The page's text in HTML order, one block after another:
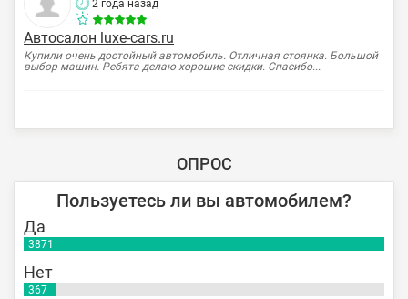
2 года назад
Автосалон luxe-cars.ru
Купили очень достойный автомобиль. Отличная стоянка. Большой
выбор машин. Ребята делаю хорошие скидки. Спасибо...
ОПРОС
Пользуетесь ли вы автомобилем?
Да
3871
Нет
367